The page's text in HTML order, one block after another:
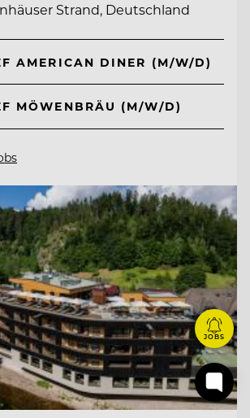
Strand, Deutschland
AMERICAN DINER (M/W/D)
MÖWENBRÄU (M/W/D)
JOBS